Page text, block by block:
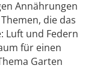
Annährungen
die das
Luft und Federn
für einen
Garten